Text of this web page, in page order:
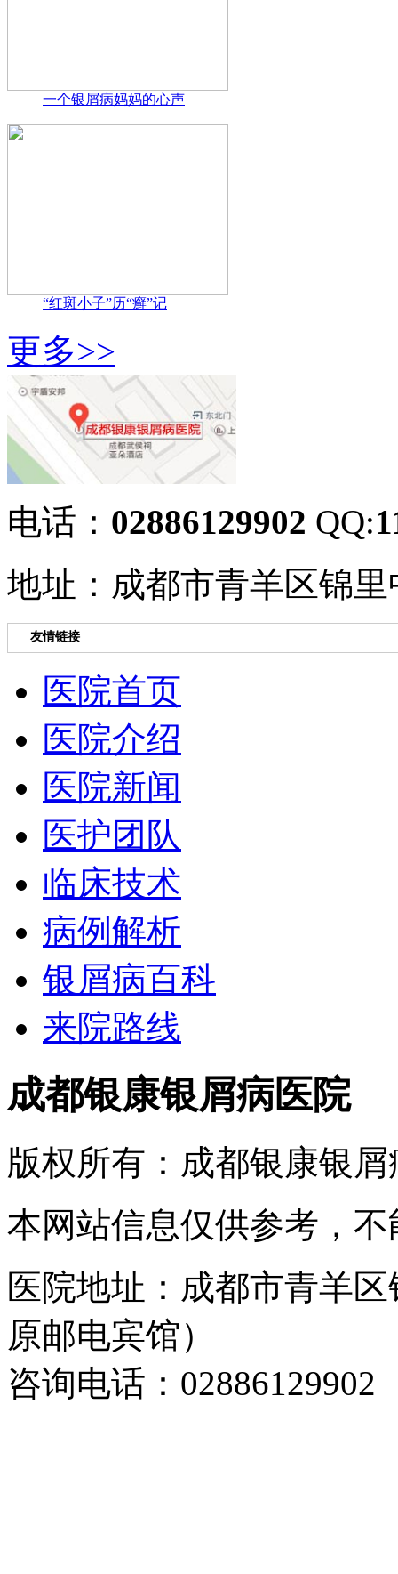
一个银屑病妈妈的心声
“红斑小子”历“癣”记
更多>>
电话： 02886129902 QQ:
地址：成都市青羊区锦里
友情链接
医院首页
医院介绍
医院新闻
医护团队
临床技术
病例解析
银屑病百科
来院路线
成都银康银屑病医院
版权所有：成都银康银
本网站信息仅供参考，
医院地址：成都市青羊
原邮电宾馆）
咨询电话：02886129902